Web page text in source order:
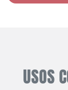
USOS